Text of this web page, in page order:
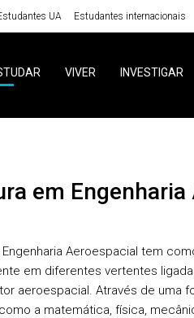
UA Estudantes internacionais
VIVER INVESTIGAR
em
Aeroespacial tem
em diferentes vertentes
aeroespacial. Através de uma
a matemática, física,